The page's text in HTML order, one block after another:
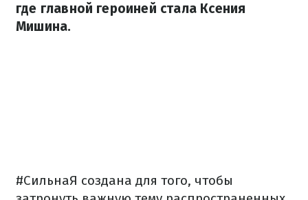
где главной героиней стала Ксения
Мишина.
#СильнаЯ создана для того, чтобы